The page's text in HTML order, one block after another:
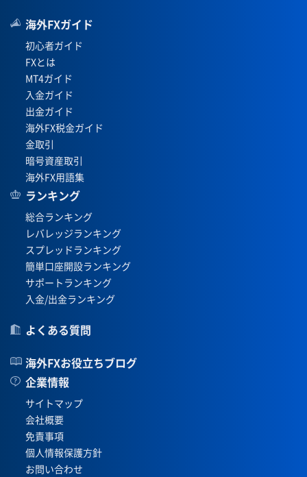
海外FXガイド
初心者ガイド
FXとは
MT4ガイド
入金ガイド
出金ガイド
海外FX税金ガイド
金取引
暗号資産取引
海外FX用語集
ランキング
総合ランキング
レバレッジランキング
スプレッドランキング
簡単口座開設ランキング
サポートランキング
入金/出金ランキング
よくある質問
海外FXお役立ちブログ
企業情報
サイトマップ
会社概要
免責事項
個人情報保護方針
お問い合わせ